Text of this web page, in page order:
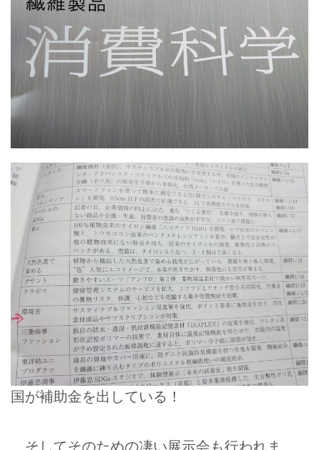
国が補助金を出している！
そしてそのための凄い展示会も行われま